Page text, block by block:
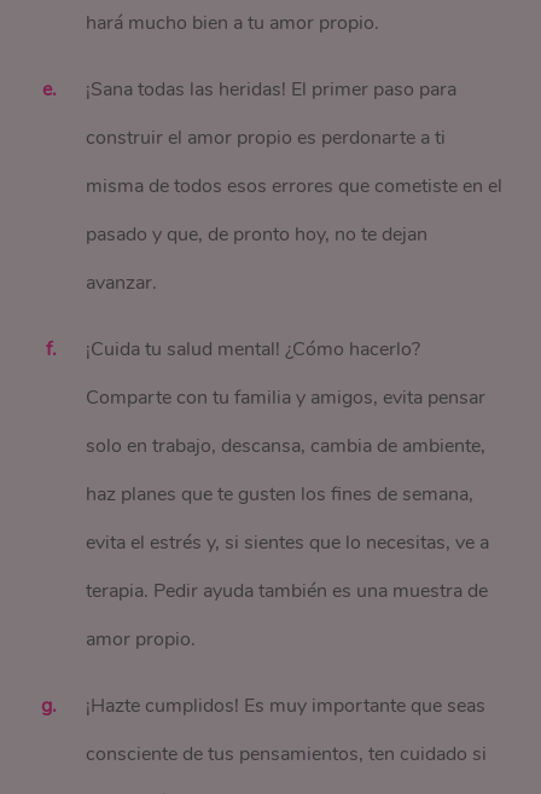
hará mucho bien a tu amor propio.
¡Sana todas las heridas! El primer paso para
construir el amor propio es perdonarte a ti
misma de todos esos errores que cometiste en el
pasado y que, de pronto hoy, no te dejan
avanzar.
¡Cuida tu salud mental! ¿Cómo hacerlo?
Comparte con tu familia y amigos, evita pensar
solo en trabajo, descansa, cambia de ambiente,
haz planes que te gusten los fines de semana,
evita el estrés y, si sientes que lo necesitas, ve a
terapia. Pedir ayuda también es una muestra de
amor propio.
¡Hazte cumplidos! Es muy importante que seas
consciente de tus pensamientos, ten cuidado si